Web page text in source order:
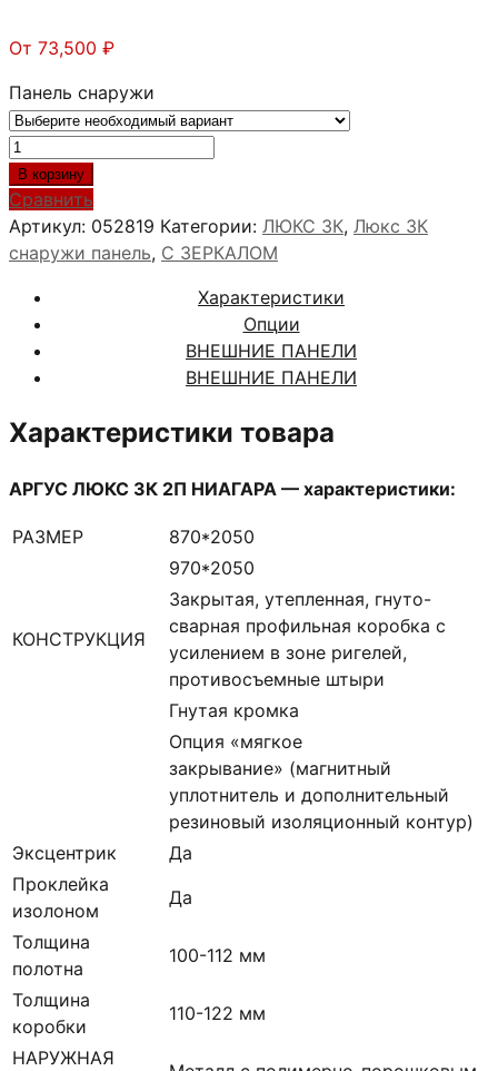
От 73,500 ₽
Панель снаружи
Количество
товара
АРГУС
ЛЮКС
3К
НИАГАРА
В корзину
Сравнить
Артикул: 052819 Категории: ЛЮКС 3К, Люкс 3К
снаружи панель, С ЗЕРКАЛОМ
Характеристики
Опции
ВНЕШНИЕ ПАНЕЛИ
ВНЕШНИЕ ПАНЕЛИ
Характеристики товара
АРГУС ЛЮКС 3К 2П НИАГАРА — характеристики:
РАЗМЕР
870*2050
970*2050
КОНСТРУКЦИЯ
Закрытая, утепленная, гнуто-
сварная профильная коробка с
усилением в зоне ригелей,
противосъемные штыри
Гнутая кромка
Опция «мягкое
закрывание» (магнитный
уплотнитель и дополнительный
резиновый изоляционный контур)
Эксцентрик
Да
Проклейка
изолоном
Да
Толщина
полотна
100-112 мм
Толщина
коробки
110-122 мм
НАРУЖНАЯ